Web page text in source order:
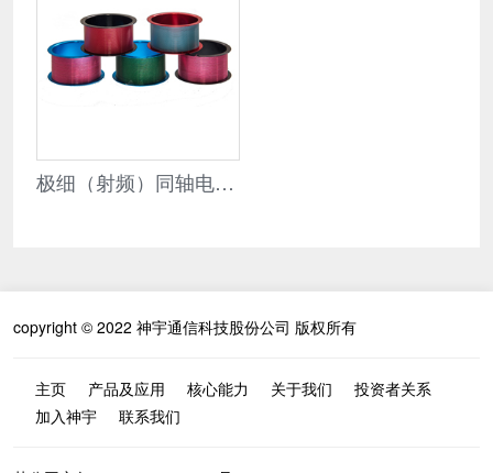
极细（射频）同轴电缆详细参数
copyright © 2022 神宇通信科技股份公司 版权所有
主页 产品及应用 核心能力 关于我们
投资者关系
加入神宇
联系我们